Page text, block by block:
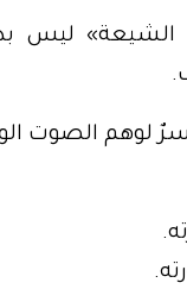
الشيعة» ليس
لوهم الصوت